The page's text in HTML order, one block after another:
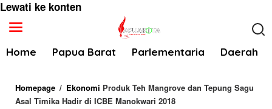
Lewati ke konten
Home Papua Barat Parlementaria Daerah
Homepage / Ekonomi Produk Teh Mangrove dan Tepung Sagu
Asal Timika Hadir di ICBE Manokwari 2018